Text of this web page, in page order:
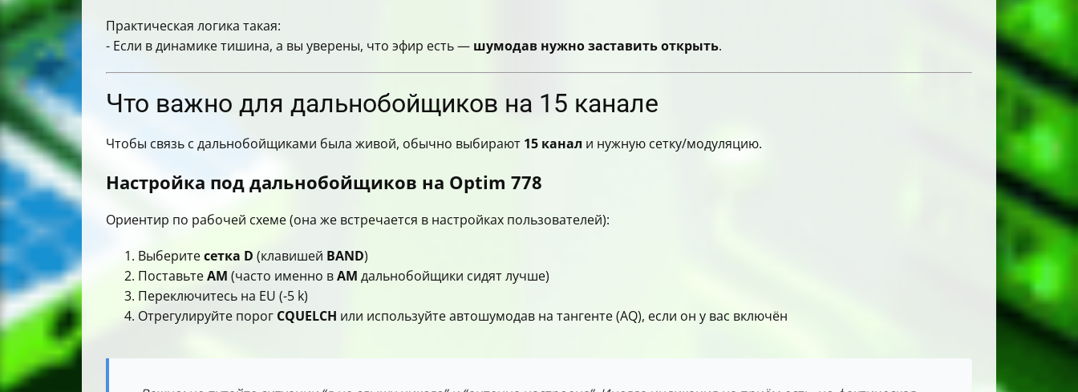
Практическая логика такая:
- Если в динамике тишина, а вы уверены, что эфир есть — шумодав нужно заставить открыть.
Что важно для дальнобойщиков на 15 канале
Чтобы связь с дальнобойщиками была живой, обычно выбирают 15 канал и нужную сетку/модуляцию.
Настройка под дальнобойщиков на Optim 778
Ориентир по рабочей схеме (она же встречается в настройках пользователей):
Выберитесетка D (клавишей BAND)
ПоставьтеAM (часто именно вAM дальнобойщики сидят лучше)
Переключитесь на EU (-5 k)
Отрегулируйте порог CQUELCH или используйте автошумодав на тангенте (AQ), если он у вас включён